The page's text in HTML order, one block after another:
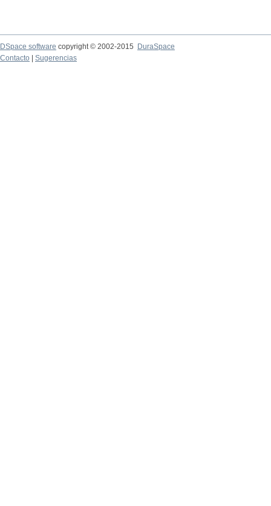
DSpace software copyright © 2002-2015
DuraSpace
Contacto
Sugerencias